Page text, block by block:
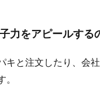
力をアピールする
キと注文したり、会
。